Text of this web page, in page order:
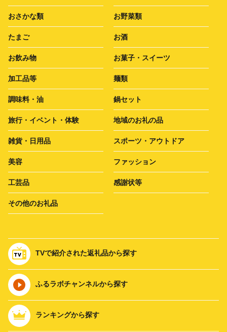
おさかな類 お野菜類
たまご お酒
お飲み物 お菓子・スイーツ
加工品等 麺類
調味料・油 鍋セット
旅行・イベント・体験 地域のお礼の品
雑貨・日用品 スポーツ・アウトドア
美容 ファッション
工芸品 感謝状等
その他のお礼品
TVで紹介された返礼品から探す
ふるラボチャンネルから探す
ランキングから探す